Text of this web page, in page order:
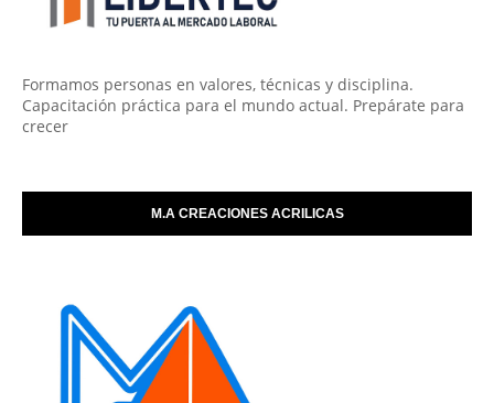
Formamos personas en valores, técnicas y disciplina.
Capacitación práctica para el mundo actual. Prepárate para
crecer
M.A CREACIONES ACRILICAS